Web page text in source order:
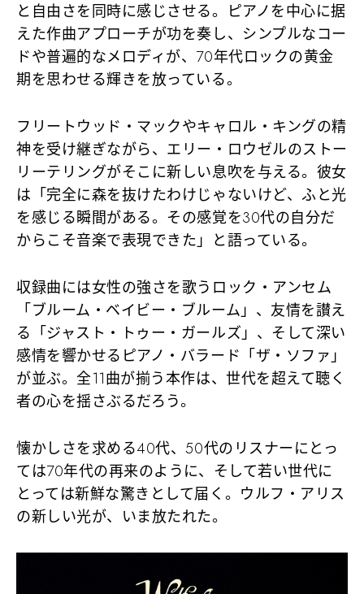
と自由さを同時に感じさせる。ピアノを中心に据
えた作曲アプローチが功を奏し、シンプルなコー
ドや普遍的なメロディが、70年代ロックの黄金
期を思わせる輝きを放っている。
フリートウッド・マックやキャロル・キングの精
神を受け継ぎながら、エリー・ロウゼルのストー
リーテリングがそこに新しい息吹を与える。彼女
は「完全に森を抜けたわけじゃないけど、ふと光
を感じる瞬間がある。その感覚を30代の自分だ
からこそ音楽で表現できた」と語っている。
収録曲には女性の強さを歌うロック・アンセム
「ブルーム・ベイビー・ブルーム」、友情を讃え
る「ジャスト・トゥー・ガールズ」、そして深い
感情を響かせるピアノ・バラード「ザ・ソファ」
が並ぶ。全11曲が揃う本作は、世代を超えて聴く
者の心を揺さぶるだろう。
懐かしさを求める40代、50代のリスナーにとっ
ては70年代の再来のように、そして若い世代に
とっては新鮮な驚きとして届く。ウルフ・アリス
の新しい光が、いま放たれた。